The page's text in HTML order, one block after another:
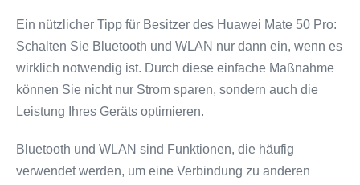
Ein nützlicher Tipp für Besitzer des Huawei Mate 50 Pro:
Schalten Sie Bluetooth und WLAN nur dann ein, wenn es
wirklich notwendig ist. Durch diese einfache Maßnahme
können Sie nicht nur Strom sparen, sondern auch die
Leistung Ihres Geräts optimieren.
Bluetooth und WLAN sind Funktionen, die häufig
verwendet werden, um eine Verbindung zu anderen